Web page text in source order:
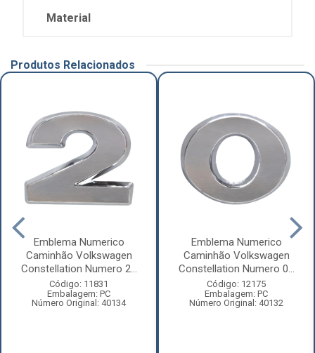
Material
Produtos Relacionados
Emblema Numerico
Caminhão Volkswagen
Constellation Numero 2...
Código: 11831
Embalagem: PC
Número Original: 40134
Emblema Numerico
Caminhão Volkswagen
Constellation Numero 0...
Código: 12175
Embalagem: PC
Número Original: 40132